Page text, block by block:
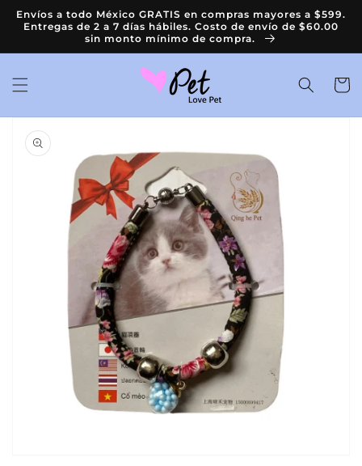
directamente
al contenido
Envíos a todo México GRATIS en compras mayores a $599.
Entregas de 2 a 7 días hábiles. Costo de envío de $60.00
sin monto mínimo de compra.
Carrito
directamente
información
del producto